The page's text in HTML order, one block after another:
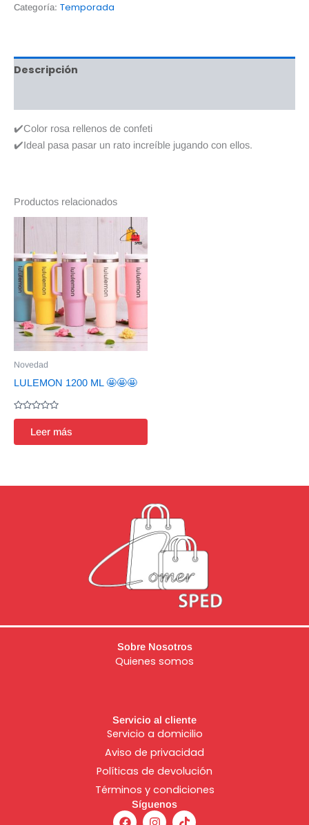
Categoría: Temporada
Descripción
✔️Color rosa rellenos de confeti
✔️Ideal pasa pasar un rato increíble jugando con ellos.
Productos relacionados
Novedad
LULEMON 1200 ML 🤩🤩🤩
Valorado
de
Leer más
Sobre Nosotros
Quienes somos
Servicio al cliente
Servicio a domicilio
Aviso de privacidad
Políticas de devolución
Términos y condiciones
Síguenos
F I T